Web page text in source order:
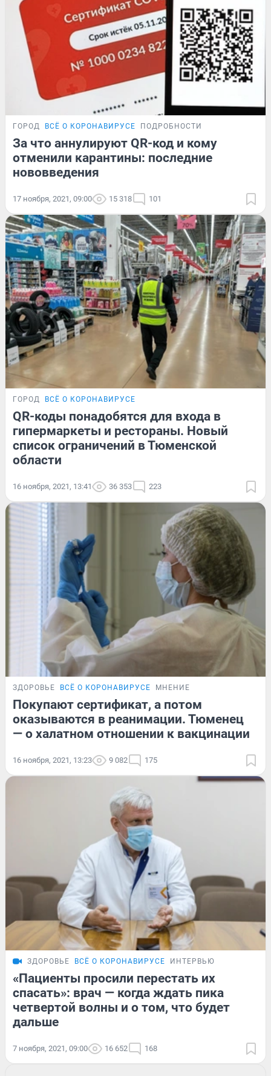
ГОРОД ВСЁ О КОРОНАВИРУСЕ ПОДРОБНОСТИ
За что аннулируют QR-код и кому
отменили карантины: последние
нововведения
17 ноября, 2021, 09:00 15 318 101
ГОРОД ВСЁ О КОРОНАВИРУСЕ
QR-коды понадобятся для входа в
гипермаркеты и рестораны. Новый
список ограничений в Тюменской
области
16 ноября, 2021, 13:41 36 353 223
ЗДОРОВЬЕ ВСЁ О КОРОНАВИРУСЕ МНЕНИЕ
Покупают сертификат, а потом
оказываются в реанимации. Тюменец
— о халатном отношении к вакцинации
16 ноября, 2021, 13:23 9 082 175
ЗДОРОВЬЕ ВСЁ О КОРОНАВИРУСЕ ИНТЕРВЬЮ
«Пациенты просили перестать их
спасать»: врач — когда ждать пика
четвертой волны и о том, что будет
дальше
7 ноября, 2021, 09:00 16 652 168